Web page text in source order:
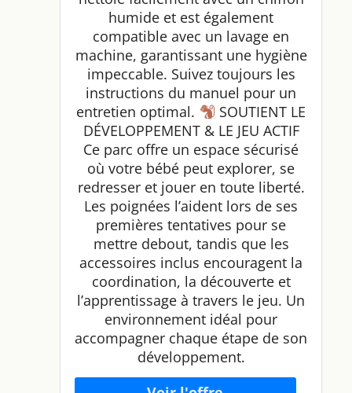
humide et est également
compatible avec un lavage en
machine, garantissant une hygiène
impeccable. Suivez toujours les
instructions du manuel pour un
entretien optimal.
SOUTIENT LE
DÉVELOPPEMENT & LE JEU ACTIF
Ce parc offre un espace sécurisé
où votre bébé peut explorer, se
redresser et jouer en toute liberté.
Les poignées l’aident lors de ses
premières tentatives pour se
mettre debout, tandis que les
accessoires inclus encouragent la
coordination, la découverte et
l’apprentissage à travers le jeu. Un
environnement idéal pour
accompagner chaque étape de son
développement.